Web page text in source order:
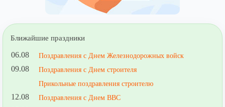
Ближайшие праздники
06.08 Поздравления с Днем Железнодорожных войск
09.08
Поздравления с Днем строителя
Прикольные поздравления строителю
12.08 Поздравления с Днем ВВС